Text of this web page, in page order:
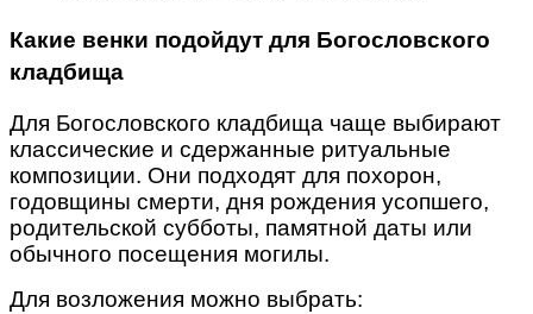
Какие венки подойдут для Богословского
кладбища
Для Богословского кладбища чаще выбирают
классические и сдержанные ритуальные
композиции. Они подходят для похорон,
годовщины смерти, дня рождения усопшего,
родительской субботы, памятной даты или
обычного посещения могилы.
Для возложения можно выбрать: